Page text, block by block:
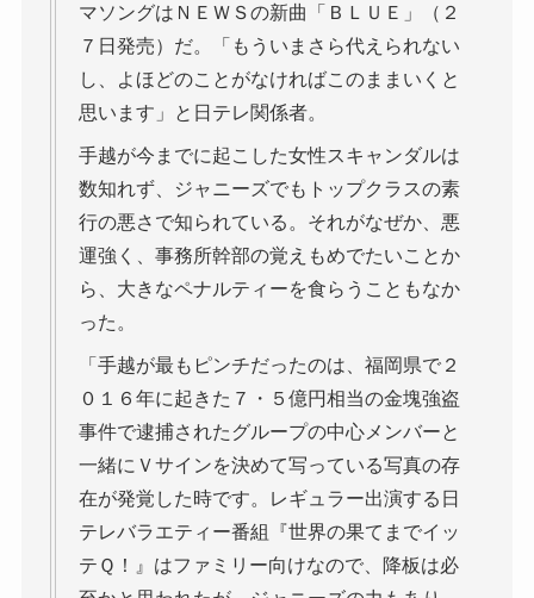
マソングはＮＥＷＳの新曲「ＢＬＵＥ」（２
７日発売）だ。「もういまさら代えられない
し、よほどのことがなければこのままいくと
思います」と日テレ関係者。
手越が今までに起こした女性スキャンダルは
数知れず、ジャニーズでもトップクラスの素
行の悪さで知られている。それがなぜか、悪
運強く、事務所幹部の覚えもめでたいことか
ら、大きなペナルティーを食らうこともなか
った。
「手越が最もピンチだったのは、福岡県で２
０１６年に起きた７・５億円相当の金塊強盗
事件で逮捕されたグループの中心メンバーと
一緒にＶサインを決めて写っている写真の存
在が発覚した時です。レギュラー出演する日
テレバラエティー番組『世界の果てまでイッ
テＱ！』はファミリー向けなので、降板は必